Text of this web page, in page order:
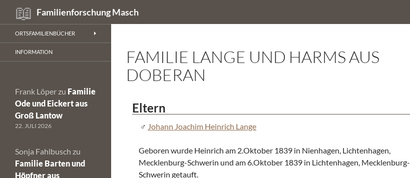
Inhalt
springen
Familienforschung Masch
Suchen
FAMILIE LANGE UND HARMS AUS
DOBERAN
Eltern
Johann Joachim Heinrich Lange
Geboren wurde Heinrich am 2.Oktober 1839 in Nienhagen, Lichtenhagen,
Mecklenburg-Schwerin und am 6.Oktober 1839 in Lichtenhagen, Mecklenburg-
Schwerin getauft.
ORTSFAMILIENBÜCHER
INFORMATION
Frank Löper zu Familie
Ode und Eickert aus
Groß Lantow
22. JULI 2026
Sonja Fahlbusch zu
Familie Barten und
Höpfner aus